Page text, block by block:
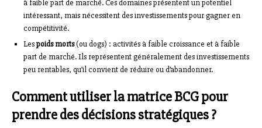
à faible part de marché. Ces domaines présentent un potentiel
intéressant, mais nécessitent des investissements pour gagner en
compétitivité.
Lespoids morts(ou dogs) : activités à faible croissance et à faible
part de marché. Ils représentent généralement des investissements
peu rentables, qu’il convient de réduire ou d’abandonner.
Comment utiliser la matrice BCG pour
prendre des décisions stratégiques ?